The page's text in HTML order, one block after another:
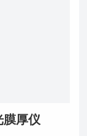
厚仪